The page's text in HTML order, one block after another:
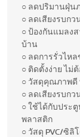
○ ลดปริมานฝุ่น
○ ลดเสียงรบก
○ ป้องกันแมลง
บ้าน
○ ลดการรั่วไห
○ ติดตั้งง่าย ไม่
○ วัสดุคุณภาพดี
○ ลดเสียงรบก
○ ใช้ได้กับประ
พลาสติก
○ วัสดุ PVC/ซิลิ